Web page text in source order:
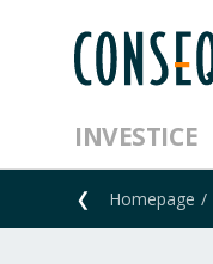
INVESTICE
Homepage